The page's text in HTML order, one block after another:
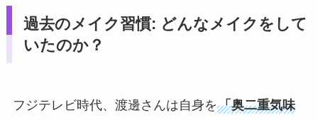
過去のメイク習慣: どんなメイクをして
いたのか？
フジテレビ時代、渡邊さんは自身を「奥二重気味